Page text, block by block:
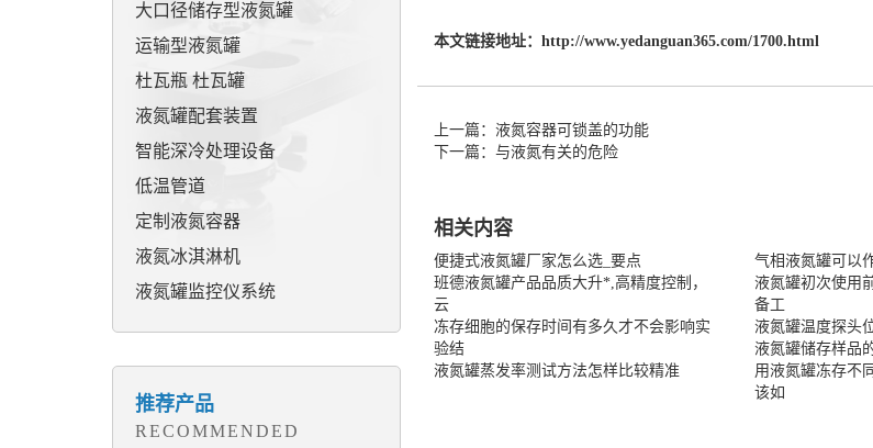
大口径储存型液氮罐
运输型液氮罐
杜瓦瓶 杜瓦罐
液氮罐配套装置
智能深冷处理设备
低温管道
定制液氮容器
液氮冰淇淋机
液氮罐监控仪系统
推荐产品
RECOMMENDED
本文链接地址： http://www.yedanguan365.com/1700.html
上一篇：液氮容器可锁盖的功能
下一篇：与液氮有关的危险
相关内容
便捷式液氮罐厂家怎么选_要点 气相液氮罐可以
班德液氮罐产品品质大升*,高精度控制，
云
液氮罐初次使用
备工
冻存细胞的保存时间有多久才不会影响实
验结
液氮罐温度探头
液氮罐储存样品
液氮罐蒸发率测试方法怎样比较精准
用液氮罐冻存不
该如